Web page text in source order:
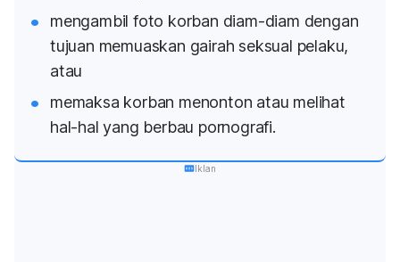
mengambil foto korban diam-diam dengan
tujuan memuaskan gairah seksual pelaku,
atau
memaksa korban menonton atau melihat
hal-hal yang berbau pornografi.
Iklan